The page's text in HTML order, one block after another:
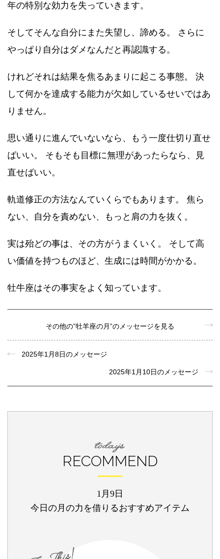
年の特別な効力を失っていきます。
そしてそんな自分にまた失望し、諦める。 さらに
やっぱり自分はダメなんだと再認識する。
けれどそれは結果を焦るあまりに起こる事態。 決
して何かを達成する能力が欠如しているせいではあ
りません。
思い通りに進んでいないなら、もう一度仕切り直せ
ばいい。 そもそも目標に無理があったらなら、見
直せばいい。
軌道修正の方法なんていくらでもあります。 焦ら
ない、自分を責めない、もっと肩の力を抜く。
実は殆どの事は、その方がうまくいく。 そして高
い価値を持つものほど、生成には時間がかかる。
牡牛座はその事実をよく知っています。
その他の”牡羊座の月”のメッセージを見る
2025年1月8日のメッセージ
2025年1月10日のメッセージ
RECOMMEND
1月9日
今日の月の力を借りるおすすめアイテム